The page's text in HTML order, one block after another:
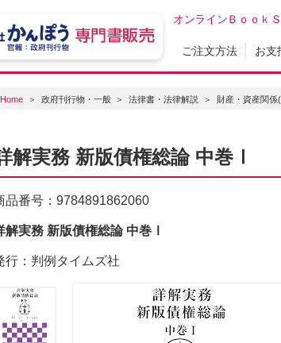
オンラインＢｏｏｋ
ご注文方法 お支
Home 政府刊行物・一般 法律書・法律解説 財産・資産関係
解実務 新版債権総論 中巻Ⅰ
品番号： 9784891862060
解実務 新版債権総論 中巻Ⅰ
行：判例タイムズ社